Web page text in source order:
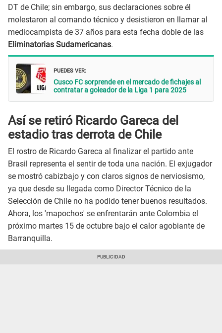
DT de Chile; sin embargo, sus declaraciones sobre él
molestaron al comando técnico y desistieron en llamar al
mediocampista de 37 años para esta fecha doble de las
Eliminatorias Sudamericanas.
PUEDES VER:
Cusco FC sorprende en el mercado de fichajes al
contratar a goleador de la Liga 1 para 2025
Así se retiró Ricardo Gareca del
estadio tras derrota de Chile
El rostro de Ricardo Gareca al finalizar el partido ante
Brasil representa el sentir de toda una nación. El exjugador
se mostró cabizbajo y con claros signos de nerviosismo,
ya que desde su llegada como Director Técnico de la
Selección de Chile no ha podido tener buenos resultados.
Ahora, los 'mapochos' se enfrentarán ante Colombia el
próximo martes 15 de octubre bajo el calor agobiante de
Barranquilla.